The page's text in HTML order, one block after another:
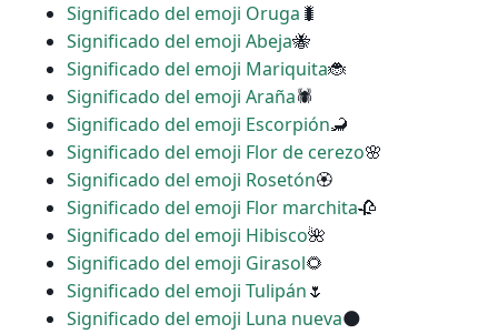
Significado del emoji Oruga 🐛
Significado del emoji Abeja🐝
Significado del emoji Mariquita🐞
Significado del emoji Araña🕷
Significado del emoji Escorpión🦂
Significado del emoji Flor de cerezo🌸
Significado del emoji Rosetón🏵
Significado del emoji Flor marchita🥀
Significado del emoji Hibisco🌺
Significado del emoji Girasol🌻
Significado del emoji Tulipán🌷
Significado del emoji Luna nueva🌑